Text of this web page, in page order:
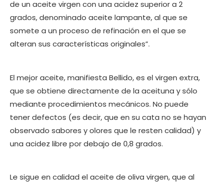
de un aceite virgen con una acidez superior a 2
grados, denominado aceite lampante, al que se
somete a un proceso de refinación en el que se
alteran sus características originales”.
El mejor aceite, manifiesta Bellido, es el virgen extra,
que se obtiene directamente de la aceituna y sólo
mediante procedimientos mecánicos. No puede
tener defectos (es decir, que en su cata no se hayan
observado sabores y olores que le resten calidad) y
una acidez libre por debajo de 0,8 grados.
Le sigue en calidad el aceite de oliva virgen, que al